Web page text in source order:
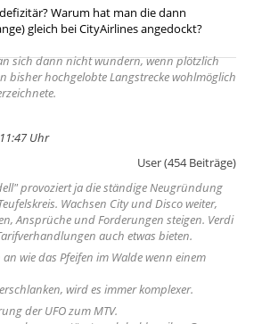
Warum hat man die dann
gleich bei CityAirlines angedockt?
sich dann nicht wundern, wenn plötzlich
bisher hochgelobte Langstrecke wohlmöglich
Uhr
User (454 Beiträge)
provoziert ja die ständige Neugründung
Wachsen City und Disco weiter,
Ansprüche und Forderungen steigen. Verdi
auch etwas bieten.
wie das Pfeifen im Walde wenn einem
wird es immer komplexer.
der UFO zum MTV.